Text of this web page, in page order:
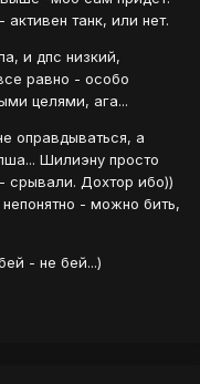
танк, или нет.
и дпс низкий,
равно - особо
целями, ага...
оправдываться, а
Шилиэну просто
срывали. Дохтор ибо))
- можно бить,
- не бей...)